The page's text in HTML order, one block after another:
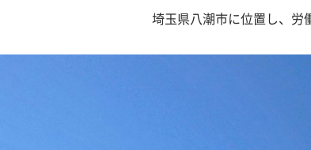
埼玉県八潮市に位置し、労